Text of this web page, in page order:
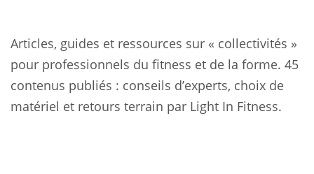
Articles, guides et ressources sur « collectivités »
pour professionnels du fitness et de la forme. 45
contenus publiés : conseils d’experts, choix de
matériel et retours terrain par Light In Fitness.